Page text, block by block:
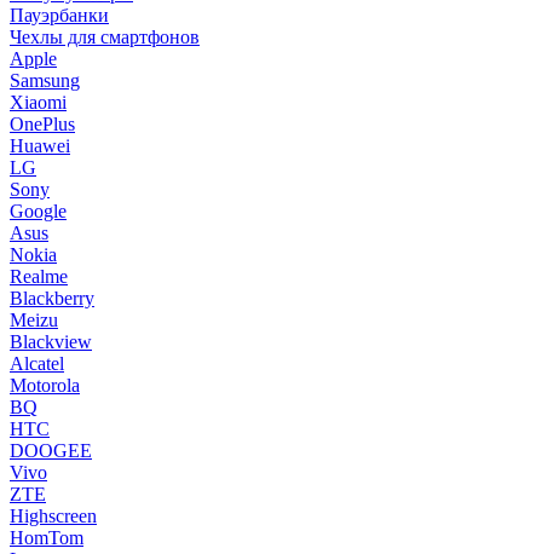
Пауэрбанки
Чехлы для смартфонов
Apple
Samsung
Xiaomi
OnePlus
Huawei
LG
Sony
Google
Asus
Nokia
Realme
Blackberry
Meizu
Blackview
Alcatel
Motorola
BQ
HTC
DOOGEE
Vivo
ZTE
Highscreen
HomTom